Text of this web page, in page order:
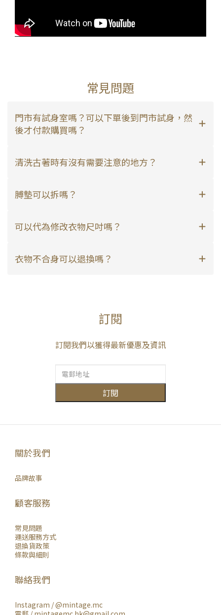
常見問題
門市有試身室嗎？可以下單後到門市試身，然
後才付款購買嗎？
清洗古著時有沒有需要注意的地方？
膊墊可以拆嗎？
可以代為修改衣物尺吋嗎？
衣物不合身可以退換嗎？
訂閱
訂閱我們以獲得最新優惠及資訊
訂閱
關於我們
品牌故事
顧客服務
常見問題
運送服務方式
退換貨政策
條款與細則
聯絡我們
Instagram /@mintage.mc